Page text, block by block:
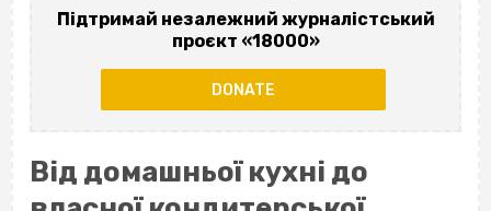
Підтримай незалежний журналістський
проєкт «18000»
DONATE
Від домашньої кухні до